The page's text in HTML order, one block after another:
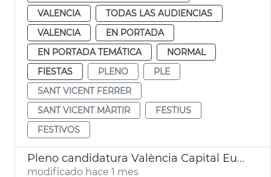
VALENCIA
TODAS LAS AUDIENCIAS
VALENCIA
EN PORTADA
EN PORTADA TEMÁTICA
NORMAL
FIESTAS
PLENO
PLE
SANT VICENT FERRER
SANT VICENT MÀRTIR
FESTIUS
FESTIVOS
Pleno candidatura València Capital Europea Innovación
modificado hace 1 mes